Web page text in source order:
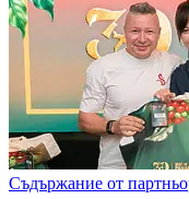
Съдържание от